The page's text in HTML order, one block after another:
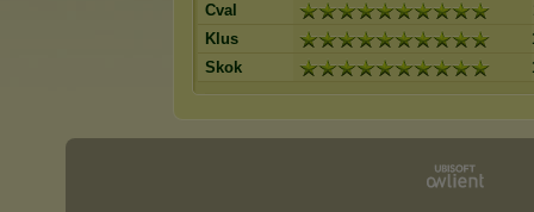
Cval
Klus
Skok